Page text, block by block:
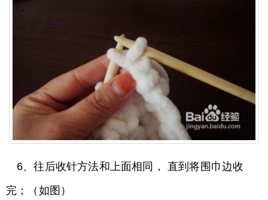
6、往后收针方法和上面相同， 直到将围巾边收
完；（如图）